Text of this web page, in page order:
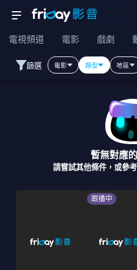
電視頻道 電影 戲劇
篩選 電影 類型 地區
暫無對應
請嘗試其他條件，或參
跟播中